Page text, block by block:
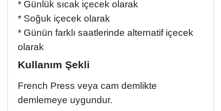
St. John's wort oil. Let me briefly summarize what has
changed in my life in 6 months. 1. I had a cyst behind
my ear for 25 years and it was forming. I noticed that
it was completely gone. I had a fatty lump the size of
a marble on my right leg, but it went away, I was
regularly every day, I no longer have gastritis problems,
level is back on track. In short, TlesOlive products are a
source of healing, Olive Oil soaps are also very nice, I
* Günlük sıcak içecek olarak
* Soğuk içecek olarak
* Günün farklı saatlerinde alternatif içecek
olarak
Kullanım Şekli
French Press veya cam demlikte
demlemeye uygundur.